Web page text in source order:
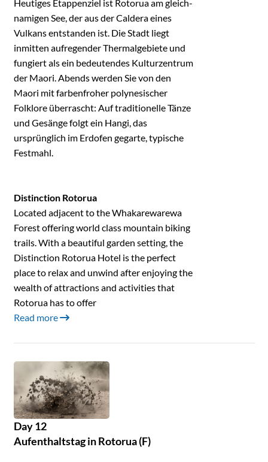
Heutiges Etappenziel ist Rotorua am gleich-
namigen See, der aus der Caldera eines
Vulkans entstanden ist. Die Stadt liegt
inmitten aufregender Thermalgebiete und
fungiert als ein bedeutendes Kulturzentrum
der Maori. Abends werden Sie von den
Maori mit farbenfroher polynesischer
Folklore überrascht: Auf traditionelle Tänze
und Gesänge folgt ein Hangi, das
ursprünglich im Erdofen gegarte, typische
Festmahl.
Distinction Rotorua
Located adjacent to the Whakarewarewa
Forest offering world class mountain biking
trails. With a beautiful garden setting, the
Distinction Rotorua Hotel is the perfect
place to relax and unwind after enjoying the
wealth of attractions and activities that
Rotorua has to offer
Read more
Day 12
Aufenthaltstag in Rotorua (F)